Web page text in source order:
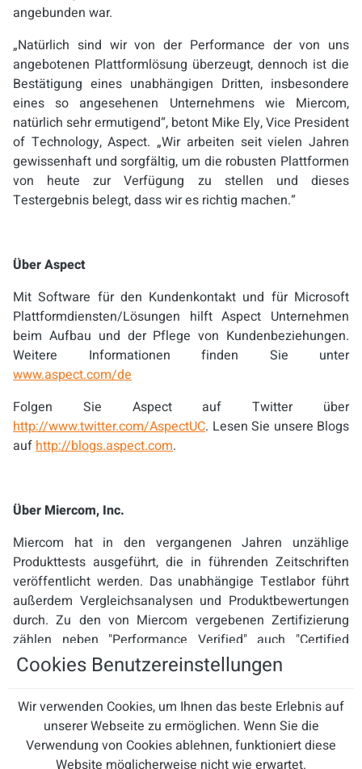
angebunden war.
„Natürlich sind wir von der Performance der von uns
angebotenen Plattformlösung überzeugt, dennoch ist die
Bestätigung eines unabhängigen Dritten, insbesondere
eines so angesehenen Unternehmens wie Miercom,
natürlich sehr ermutigend“, betont Mike Ely, Vice President
of Technology, Aspect. „Wir arbeiten seit vielen Jahren
gewissenhaft und sorgfältig, um die robusten Plattformen
von heute zur Verfügung zu stellen und dieses
Testergebnis belegt, dass wir es richtig machen.“
Über Aspect
Mit Software für den Kundenkontakt und für Microsoft
Plattformdiensten/Lösungen hilft Aspect Unternehmen
beim Aufbau und der Pflege von Kundenbeziehungen.
Weitere Informationen finden Sie unter
www.aspect.com/de
Folgen Sie Aspect auf Twitter über
http://www.twitter.com/AspectUC. Lesen Sie unsere Blogs
aufhttp://blogs.aspect.com.
Über Miercom, Inc.
Miercom hat in den vergangenen Jahren unzählige
Produkttests ausgeführt, die in führenden Zeitschriften
veröffentlicht werden. Das unabhängige Testlabor führt
außerdem Vergleichsanalysen und Produktbewertungen
durch. Zu den von Miercom vergebenen Zertifizierung
zählen neben "Performance Verified" auch "Certified
Interoperable", "Certified Reliable", "Certified Secure" und
"Certified Green". Produkte können auch im Rahmen des
„NetWORKS As Advertised” Programms evaluiert werden,
einer Usability- und Performance-Prüfung. Weitere
Informationen zu Miercom sind verfügbar unter
www.miercom.com
Cookies Benutzereinstellungen
Wir verwenden Cookies, um Ihnen das beste Erlebnis auf
unserer Webseite zu ermöglichen. Wenn Sie die
Verwendung von Cookies ablehnen, funktioniert diese
Website möglicherweise nicht wie erwartet.